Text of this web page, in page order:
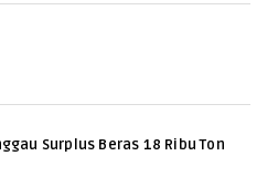
Surplus Beras 18 Ribu Ton